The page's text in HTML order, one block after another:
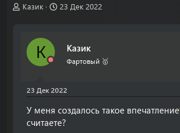
А
ы
Казик
Д
л
23 Дек 2022
К Казик
Фартовый 🥇
23 Дек 2022
У меня создалось такое впечатление
считаете?